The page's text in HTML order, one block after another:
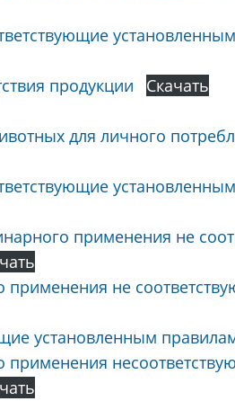
продукции
Скачать
для личного
применения не
применения не
установленным
применения